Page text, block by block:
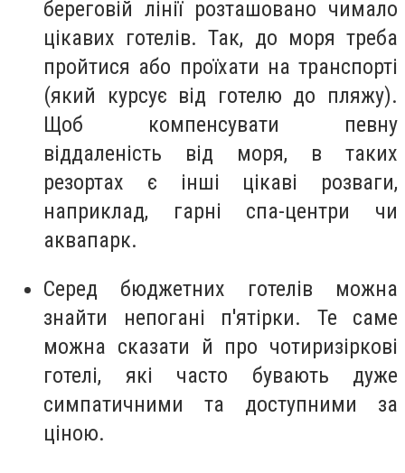
береговій лінії розташовано чимало
цікавих готелів. Так, до моря треба
пройтися або проїхати на транспорті
(який курсує від готелю до пляжу).
Щоб компенсувати певну
віддаленість від моря, в таких
резортах є інші цікаві розваги,
наприклад, гарні спа-центри чи
аквапарк.
Серед бюджетних готелів можна
знайти непогані п'ятірки. Те саме
можна сказати й про чотиризіркові
готелі, які часто бувають дуже
симпатичними та доступними за
ціною.